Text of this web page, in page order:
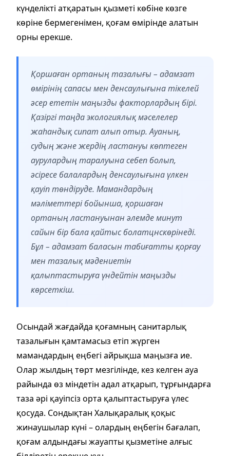
күнделікті атқаратын қызметі көбіне көзге
көріне бермегенімен, қоғам өмірінде алатын
орны ерекше.
Қоршаған ортаның тазалығы – адамзат
өмірінің сапасы мен денсаулығына тікелей
әсер ететін маңызды факторлардың бірі.
Қазіргі таңда экологиялық мәселелер
жаһандық сипат алып отыр. Ауаның,
судың және жердің ластануы көптеген
аурулардың таралуына себеп болып,
әсіресе балалардың денсаулығына үлкен
қауіп төндіруде. Мамандардың
мәліметтері бойынша, қоршаған
ортаның ластануынан әлемде минут
сайын бір бала қайтыс болатцнскөрінеді.
Бұл – адамзат баласын табиғатты қорғау
мен тазалық мәдениетін
қалыптастыруға үндейтін маңызды
көрсеткіш.
Осындай жағдайда қоғамның санитарлық
тазалығын қамтамасыз етіп жүрген
мамандардың еңбегі айрықша маңызға ие.
Олар жылдың төрт мезгілінде, кез келген ауа
райында өз міндетін адал атқарып, тұрғындарға
таза әрі қауіпсіз орта қалыптастыруға үлес
қосуда. Сондықтан Халықаралық қоқыс
жинаушылар күні – олардың еңбегін бағалап,
қоғам алдындағы жауапты қызметіне алғыс